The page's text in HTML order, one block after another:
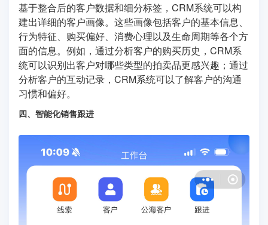
基于整合后的客户数据和细分标签，CRM系统可以构
建出详细的客户画像。这些画像包括客户的基本信息、
行为特征、购买偏好、消费心理以及生命周期等各个方
面的信息。例如，通过分析客户的购买历史，CRM系
统可以识别出客户对哪些类型的拍卖品更感兴趣；通过
分析客户的互动记录，CRM系统可以了解客户的沟通
习惯和偏好。
四、智能化销售跟进